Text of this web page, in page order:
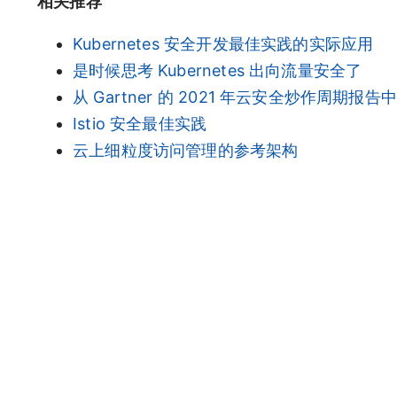
Kubernetes 安全开发最佳实践的实际应用
是时候思考 Kubernetes 出向流量安全了
从 Gartner 的 2021 年云安全炒作周期报告
Istio 安全最佳实践
云上细粒度访问管理的参考架构